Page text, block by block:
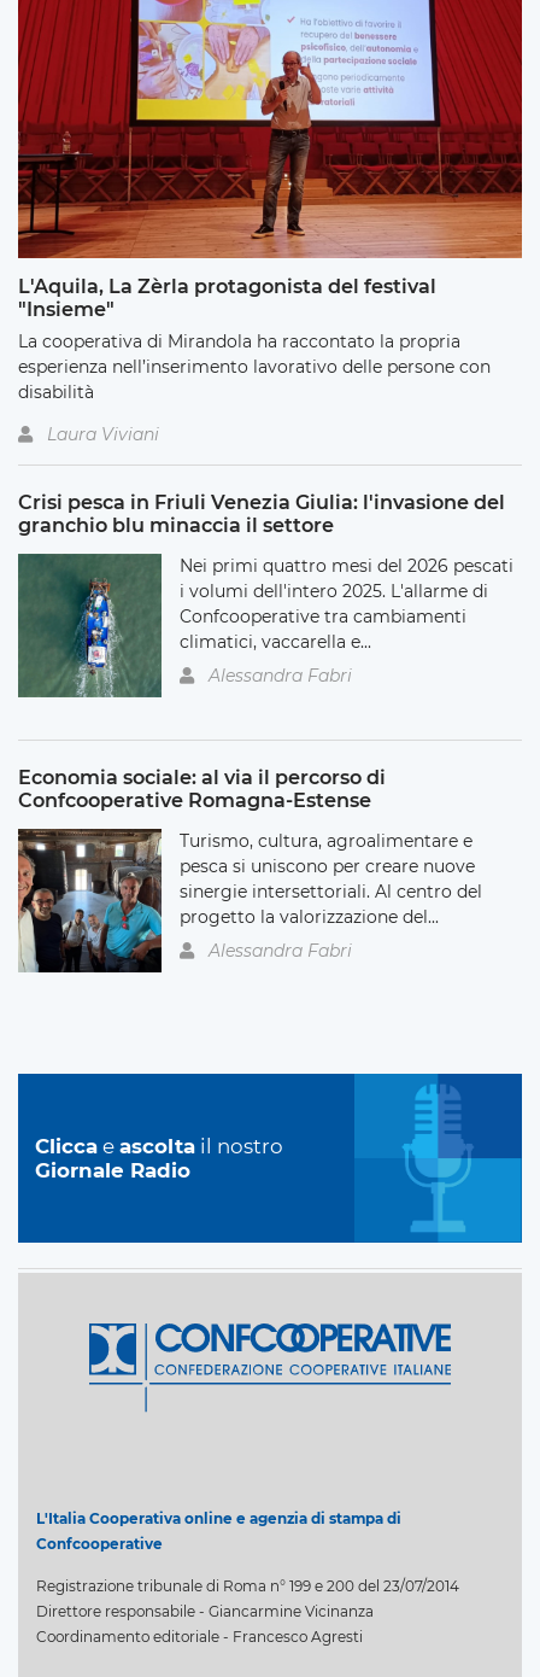
L'Aquila, La Zèrla protagonista del festival
"Insieme"
La cooperativa di Mirandola ha raccontato la propria
esperienza nell’inserimento lavorativo delle persone con
disabilità
Laura Viviani
Crisi pesca in Friuli Venezia Giulia: l'invasione del
granchio blu minaccia il settore
Nei primi quattro mesi del 2026 pescati
i volumi dell'intero 2025. L'allarme di
Confcooperative tra cambiamenti
climatici, vaccarella e...
Alessandra Fabri
Economia sociale: al via il percorso di
Confcooperative Romagna-Estense
Turismo, cultura, agroalimentare e
pesca si uniscono per creare nuove
sinergie intersettoriali. Al centro del
progetto la valorizzazione del...
Alessandra Fabri
Clicca e ascolta il nostro
Giornale Radio
L'Italia Cooperativa online e agenzia di stampa di
Confcooperative
Registrazione tribunale di Roma n° 199 e 200 del 23/07/2014
Direttore responsabile - Giancarmine Vicinanza
Coordinamento editoriale - Francesco Agresti